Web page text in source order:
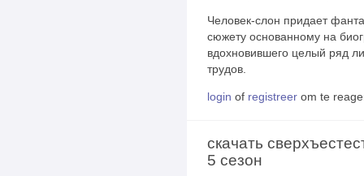
Человек-слон придает
сюжету основанному на
вдохновившего целый ряд
трудов.
login of registreer om te
скачать
5 сезон